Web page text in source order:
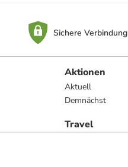
Sichere Verbindung
Aktionen
Aktuell
Demnächst
Travel